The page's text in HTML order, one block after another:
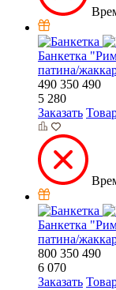
Банкетка
патина/
490 350 490
5 280
Заказать
Банкетка
патина/
800 350 490
6 070
Заказать